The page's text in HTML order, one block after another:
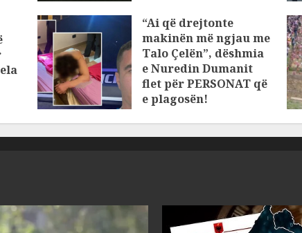
“Ai që drejtonte
makinën më ngjau me
Talo Çelën”, dëshmia
e Nuredin Dumanit
flet për PERSONAT që
e plagosën!